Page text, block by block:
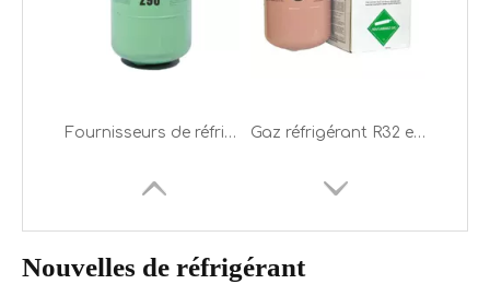
Fournisseurs de réfrigérant propane R290 en bouteille de 5,5 kg Gaz réfrigérant R32 en remplacement du R410A et du R22
Nouvelles de réfrigérant